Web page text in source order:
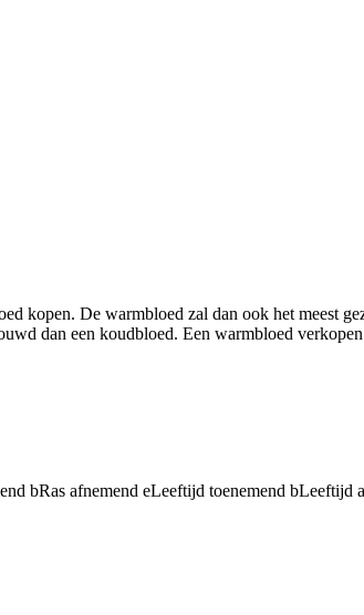
kopen. De warmbloed zal dan ook het meest
dan een koudbloed. Een warmbloed
bRas afnemend eLeeftijd toenemend bLeeftijd